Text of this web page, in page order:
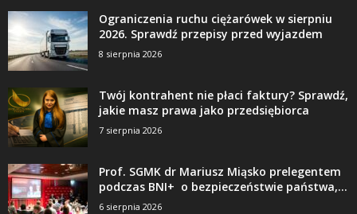
Ograniczenia ruchu ciężarówek w sierpniu
2026. Sprawdź przepisy przed wyjazdem
8 sierpnia 2026
Twój kontrahent nie płaci faktury? Sprawdź,
jakie masz prawa jako przedsiębiorca
7 sierpnia 2026
Prof. SGMK dr Mariusz Miąsko prelegentem
podczas BNI+ o bezpieczeństwie państwa,...
6 sierpnia 2026